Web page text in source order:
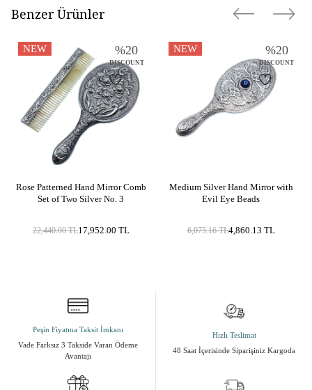
Benzer Ürünler
NEW %20
DISCOUNT
Rose Patterned Hand Mirror Comb
Set of Two Silver No. 3
22,440.00TL17,952.00 TL
NEW %20
DISCOUNT
Medium Silver Hand Mirror with
Evil Eye Beads
6,075.16TL4,860.13 TL
Peşin Fiyatına Taksit İmkanı
Vade Farksız 3 Takside Varan Ödeme
Avantajı
Hızlı Teslimat
48 Saat İçerisinde Siparişiniz Kargoda